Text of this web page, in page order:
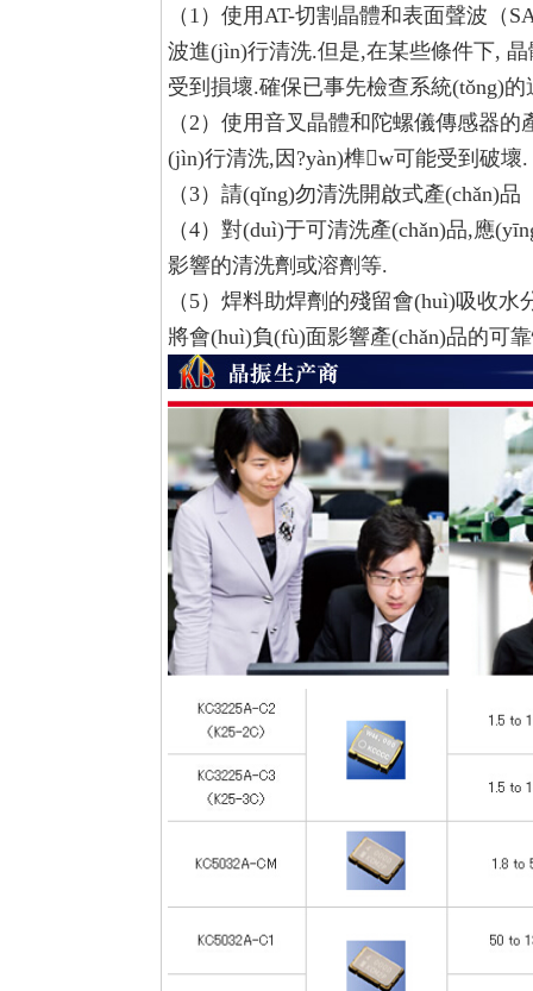
（1）使用AT-切割晶體和表面聲波（
波進(jìn)行清洗.但是,在某些條件下,
受到損壞.確保已事先檢查系統(tǒng)的
（2）使用音叉晶體和陀螺儀傳感器
(jìn)行清洗,因?yàn)榫w可能受到破壞.
（3）請(qǐng)勿清洗開啟式產(chǎn)品
（4）對(duì)于可清洗產(chǎn)品,應
影響的清洗劑或溶劑等.
（5）焊料助焊劑的殘留會(huì)吸收
將會(huì)負(fù)面影響產(chǎn)品的可